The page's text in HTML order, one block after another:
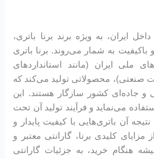
ایران، به ویژه برند برنا باتری،
به شمار می‌روند. برنا باتری
ملی ایران (مانند استانداردهای
صنعتی)، محصولاتی تولید می‌کند که
و جاده‌ای کشور سازگار هستند. این
می‌نماید و فرآیند تولید آن تحت
آن باتری‌هایی با کیفیت پایدار و
کلیدی برنا، گارانتی معتبر و
هنگام خرید، به جزئیات گارانتی